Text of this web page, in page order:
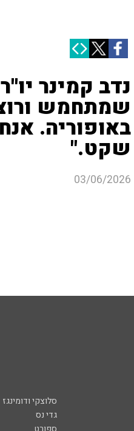
נדב קמינר
שמתחמש
באופוריה.
שקט."
03/06/2026
סלוצקי ודומינגז
גדי נס